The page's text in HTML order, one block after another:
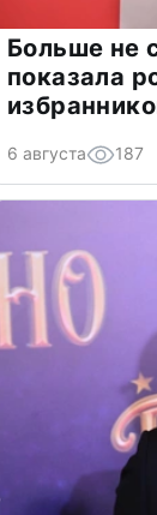
Больше не
показала
6 августа 187